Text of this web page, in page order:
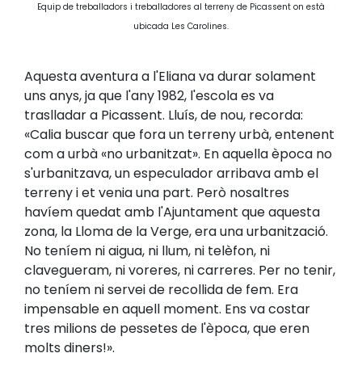
Equip de treballadors i treballadores al terreny de Picassent on està
ubicada Les Carolines.
Aquesta aventura a l'Eliana va durar solament
uns anys, ja que l'any 1982, l'escola es va
traslladar a Picassent. Lluís, de nou, recorda:
«Calia buscar que fora un terreny urbà, entenent
com a urbà «no urbanitzat». En aquella època no
s'urbanitzava, un especulador arribava amb el
terreny i et venia una part. Però nosaltres
havíem quedat amb l'Ajuntament que aquesta
zona, la Lloma de la Verge, era una urbanització.
No teníem ni aigua, ni llum, ni telèfon, ni
clavegueram, ni voreres, ni carreres. Per no tenir,
no teníem ni servei de recollida de fem. Era
impensable en aquell moment. Ens va costar
tres milions de pessetes de l'època, que eren
molts diners!».